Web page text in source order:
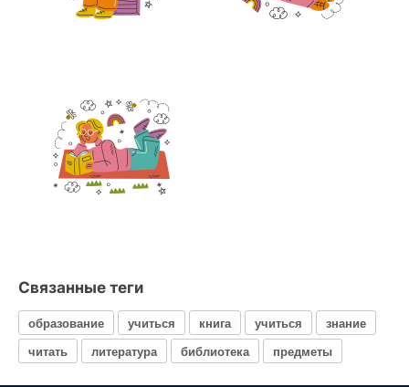
Связанные теги
образование учиться книга учиться
знание
читать
литература библиотека предметы